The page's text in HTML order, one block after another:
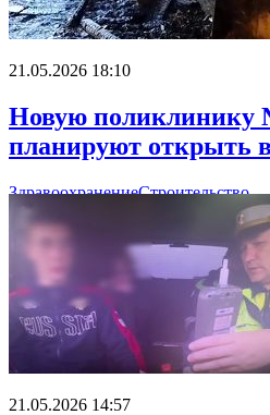
21.05.2026 18:10
Новую поликлинику
планируют открыть
ЗдравоохранениеСтроительство
21.05.2026 14:57